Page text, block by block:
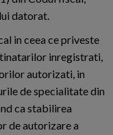
datorat.
in ceea ce priveste
inregistrati,
autorizati, in
de specialitate din
ca stabilirea
de autorizare a